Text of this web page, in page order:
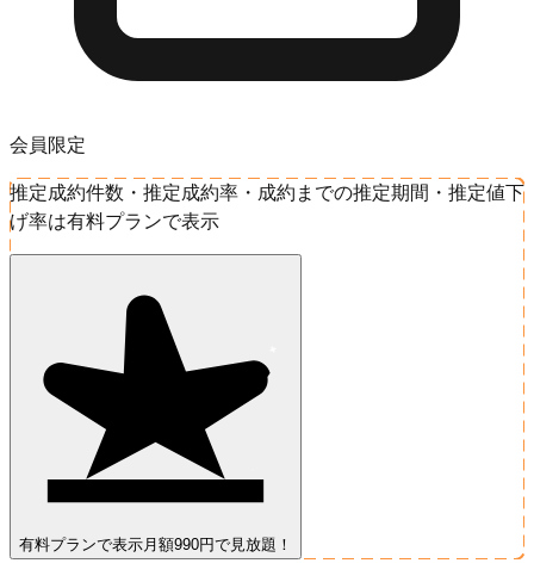
会員限定
推定成約件数・推定成約率・成約までの推定期間・推定値下
げ率は有料プランで表示
有料プランで表示 月額990円で見放題！